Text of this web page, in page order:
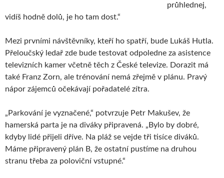
průhlednej,
vidíš hodně dolů, je ho tam dost.“
Mezi prvními návštěvníky, kteří ho spatří, bude Lukáš Hutla.
Přeloučský ledař zde bude testovat odpoledne za asistence
televizních kamer včetně těch z České televize. Dorazit má
také Franz Zorn, ale trénování nemá zřejmě v plánu. Pravý
nápor zájemců očekávají pořadatelé zítra.
„Parkování je vyznačené,“ potvrzuje Petr Makušev, že
hamerská parta je na diváky připravená. „Bylo by dobré,
kdyby lidé přijeli dříve. Na pláž se vejde tři tisíce diváků.
Máme připravený plán B, že ostatní pustíme na druhou
stranu třeba za poloviční vstupné.“